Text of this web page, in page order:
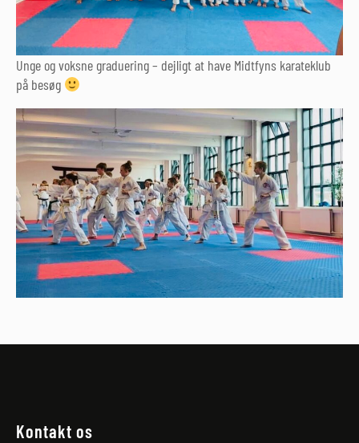
Unge og voksne graduering – dejligt at have Midtfyns karateklub
på besøg
Kontakt os